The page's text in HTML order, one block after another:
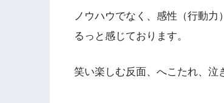
ノウハウでなく、感性（行動
るっと感じております。
笑い楽しむ反面、へこたれ、泣